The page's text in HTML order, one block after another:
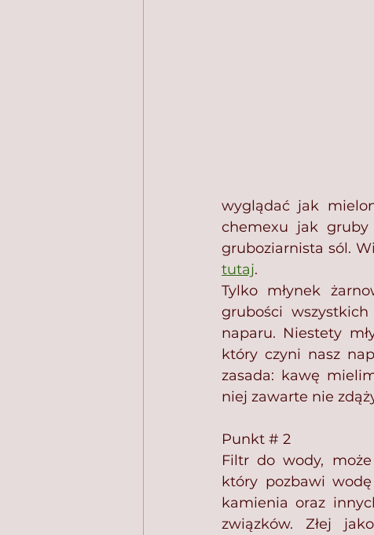
wyglądać jak
chemexu jak
tutaj.
Tylko młynek
grubości
naparu. Niestety
który czyni nasz
zasada: kawę
niej zawarte nie
Punkt # 2
Filtr do wody,
który pozbawi
kamienia oraz
związków. Złej